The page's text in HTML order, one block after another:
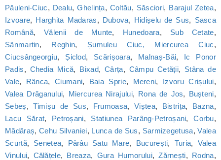
Păuleni-Ciuc, Dealu,Ghelința, Coltău, Săsciori, Barajul Zetea,
Izvoare, Harghita Madaras, Dubova, Hidișelu de Sus, Sasca
Română,Vălenii de Munte, Hunedoara, Sub Cetate,
Sânmartin, Reghin, Șumuleu Ciuc, Miercurea Ciuc,
Ciucsângeorgiu, Șiclod, Scărișoara, Malnaș-Băi, Ic Ponor
Padis, Chedia Mică, Bixad,Cârța, Câmpu Cetății, Stâna de
Vale, Rânca,Ciumani, Baia Sprie, Mereni, Izvoru Crișului,
Valea Drăganului, Miercurea Nirajului, Rona de Jos, Bușteni,
Sebeș,Timișu de Sus, Frumoasa,Viștea, Bistrița, Bazna,
Lacu Sărat, Petroșani, Statiunea Parâng-Petroșani,Corbu,
Mădăraș,Cehu Silvaniei, Lunca de Sus, Sarmizegetusa,Valea
Scurtă, Senetea, Pârâu Satu Mare, București, Turia, Valea
Vinului, Călățele, Breaza, Gura Humorului,Zărnești, Rodna,